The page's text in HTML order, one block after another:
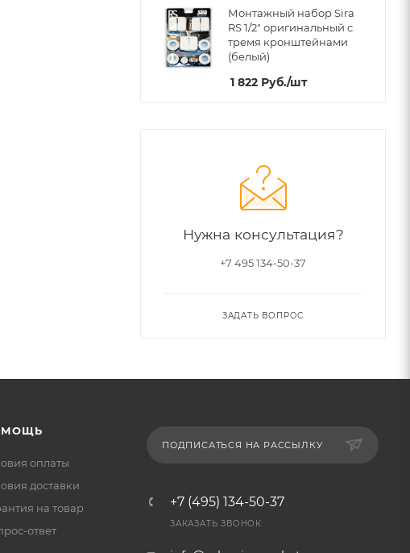
Монтажный набор Sira
RS 1/2" оригинальный c
тремя кронштейнами
(белый)
1 822 Руб./шт
Нужна консультация?
+7 495 134-50-37
ЗАДАТЬ ВОПРОС
оплаты
доставки
на товар
ответ
ПОДПИСАТЬСЯ НА РАССЫЛКУ
+7 (495) 134-50-37
ЗАКАЗАТЬ ЗВОНОК